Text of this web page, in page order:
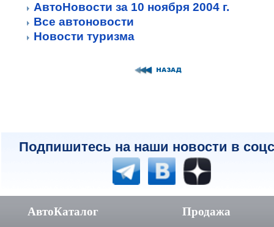
АвтоНовости за 10 ноября 2004 г.
Все автоновости
Новости туризма
Подпишитесь на наши новости в
АвтоКаталог Продажа